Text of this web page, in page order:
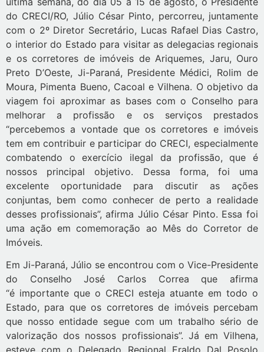
do CRECI/RO, Júlio César Pinto, percorreu, juntamente
com o 2º Diretor Secretário, Lucas Rafael Dias Castro,
o interior do Estado para visitar as delegacias regionais
e os corretores de imóveis de Ariquemes, Jaru, Ouro
Preto D’Oeste, Ji-Paraná, Presidente Médici, Rolim de
Moura, Pimenta Bueno, Cacoal e Vilhena. O objetivo da
viagem foi aproximar as bases com o Conselho para
melhorar a profissão e os serviços prestados
“percebemos a vontade que os corretores e imóveis
tem em contribuir e participar do CRECI, especialmente
combatendo o exercício ilegal da profissão, que é
nossos principal objetivo. Dessa forma, foi uma
excelente oportunidade para discutir as ações
conjuntas, bem como conhecer de perto a realidade
desses profissionais”, afirma Júlio César Pinto. Essa foi
uma ação em comemoração ao Mês do Corretor de
Imóveis.
Em Ji-Paraná, Júlio se encontrou com o Vice-Presidente
do Conselho José Carlos Correa que afirma
“é importante que o CRECI esteja atuante em todo o
Estado, para que os corretores de imóveis percebam
que nosso entidade segue com um trabalho sério de
valorização dos nossos profissionais”. Já em Vilhena,